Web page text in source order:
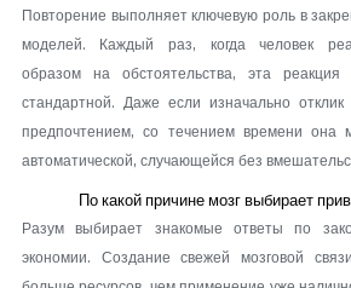
Повторение выполняет ключевую роль в
моделей. Каждый раз, когда человек
образом на обстоятельства, эта реакция
стандартной. Даже если изначально
предпочтением, со течением времени она
автоматической, случающейся без
По какой причине мозг выбирает
Разум выбирает знакомые ответы по
экономии. Создание свежей мозговой